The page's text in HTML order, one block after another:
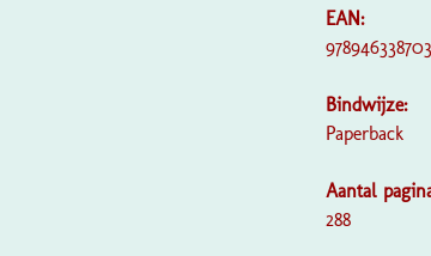
EAN:
Bindwijze:
Paperback
Aantal
288